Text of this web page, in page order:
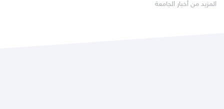
المزيد من أخبار الجامعة